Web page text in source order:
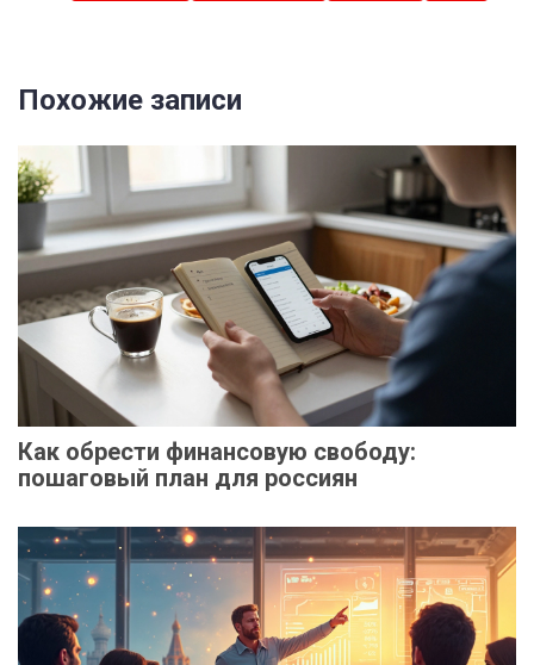
Похожие записи
Как обрести финансовую свободу:
пошаговый план для россиян